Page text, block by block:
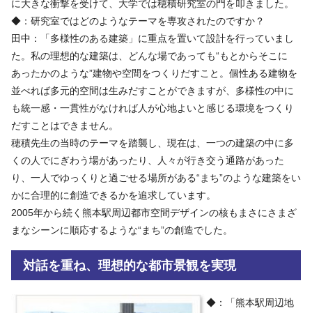
に大きな衝撃を受けて、大学では穂積研究室の門を叩きました。
◆：研究室ではどのようなテーマを専攻されたのですか？
田中：「多様性のある建築」に重点を置いて設計を行っていまし
た。私の理想的な建築は、どんな場であっても“もとからそこに
あったかのような”建物や空間をつくりだすこと。個性ある建物を
並べれば多元的空間は生みだすことができますが、多様性の中に
も統一感・一貫性がなければ人が心地よいと感じる環境をつくり
だすことはできません。
穂積先生の当時のテーマを踏襲し、現在は、一つの建築の中に多
くの人でにぎわう場があったり、人々が行き交う通路があった
り、一人でゆっくりと過ごせる場所がある“まち”のような建築をい
かに合理的に創造できるかを追求しています。
2005年から続く熊本駅周辺都市空間デザインの核もまさにさまざ
まなシーンに順応するような“まち”の創造でした。
対話を重ね、理想的な都市景観を実現
◆：「熊本駅周辺地